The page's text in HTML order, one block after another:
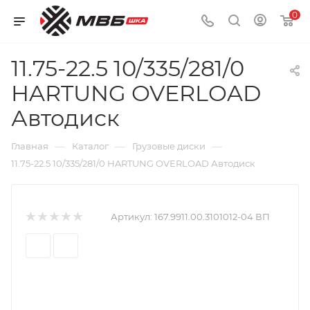
0
11.75-22.5 10/335/281/0
HARTUNG OVERLOAD
Автодиск
Главная — Каталог — Грузовые диски —
11.75-22.5 10/335/281/0 HARTUNG OVERLOAD Автодиск
Артикул: 167.9911.00.3101012-04 ВП